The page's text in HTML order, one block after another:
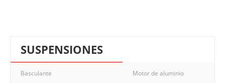
SUSPENSIONES
Basculante Motor de aluminio